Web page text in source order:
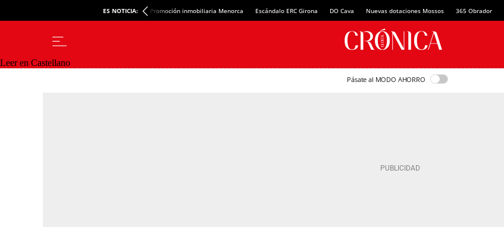
ES NOTICIA: Promoción inmobiliaria Menorca Escándalo ERC Girona DO Cava Nuevas dotaciones Mossos 365 Obrador
Leer en Castellano
Pásate al MODO AHORRO